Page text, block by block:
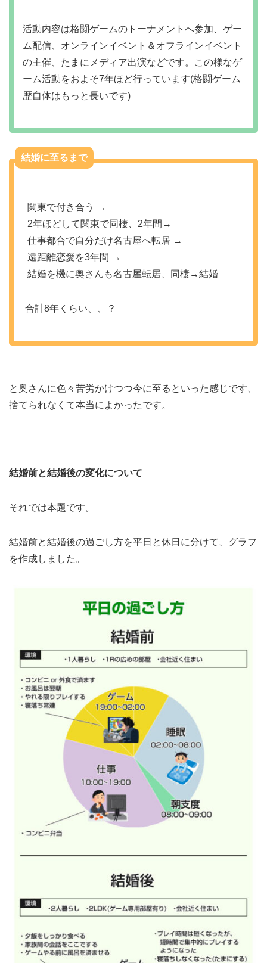
活動内容は格闘ゲームのトーナメントへ参加、ゲー
ム配信、オンラインイベント＆オフラインイベント
の主催、たまにメディア出演などです。この様なゲ
ーム活動をおよそ7年ほど行っています(格闘ゲーム
歴自体はもっと長いです)
結婚に至るまで
関東で付き合う →
2年ほどして関東で同棲、2年間→
仕事都合で自分だけ名古屋へ転居 →
遠距離恋愛を3年間 →
結婚を機に奥さんも名古屋転居、同棲→結婚
合計8年くらい、、？
と奥さんに色々苦労かけつつ今に至るといった感じです、
捨てられなくて本当によかったです。
結婚前と結婚後の変化について
それでは本題です。
結婚前と結婚後の過ごし方を平日と休日に分けて、グラフ
を作成しました。